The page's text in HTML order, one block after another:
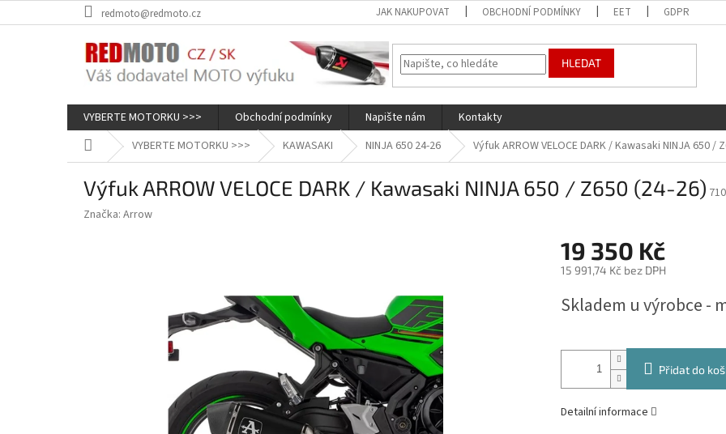
na
redmoto@redmoto.cz JAK NAKUPOVAT OBCHODNÍ PODMÍNKY EET GDPR
HLEDAT
VYBERTE MOTORKU >>> Obchodní podmínky Napište nám
Kontakty
Domů VYBERTE MOTORKU >>> KAWASAKI NINJA 650 24-26 Výfuk ARROW VELOCE DARK / Kawasaki NINJA 650 /
Výfuk ARROW VELOCE DARK / Kawasaki NINJA 650 / Z650 (24-26)
Značka: Arrow
19 350 Kč
15 991,74 Kč bez DPH
cena:
Skladem u výrobce -
Přidat do
Detailní informace